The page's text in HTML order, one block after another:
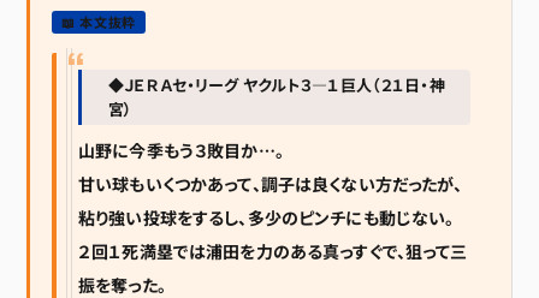
📖 本文抜粋
◆ＪＥＲＡセ・リーグ ヤクルト３―１巨人（２１日・神
宮）
山野に今季もう３敗目か…。
甘い球もいくつかあって、調子は良くない方だったが、
粘り強い投球をするし、多少のピンチにも動じない。
２回１死満塁では浦田を力のある真っすぐで、狙って三
振を奪った。